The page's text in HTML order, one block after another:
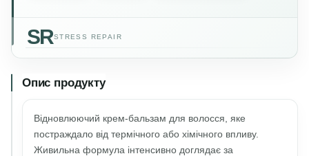
SRSTRESS REPAIR
Опис продукту
Відновлюючий крем-бальзам для волосся, яке
постраждало від термічного або хімічного впливу.
Живильна формула інтенсивно доглядає за